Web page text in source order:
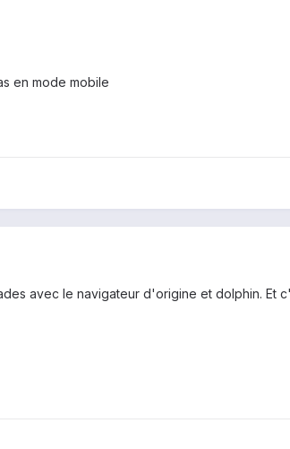
en mode mobile
avec le navigateur d'origine et dolphin. Et